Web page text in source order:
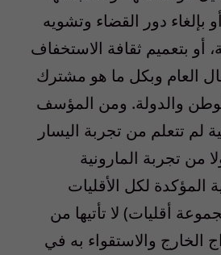
دور القضاء وتشويه
أو بتعميم ثقافة الاستخفاف
العام وبكل ما هو مشترك
والدولة. ومن المؤسف
لم تتعلم من تجربة اليسار
من تجربة المارونية
المؤكدة لكل الأقليات
أقليات) لا تأتيها من
الخارج والاستقواء به في